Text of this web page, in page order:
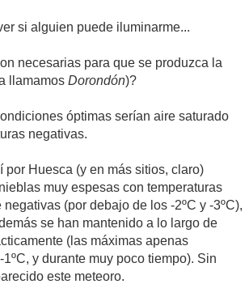
si alguien puede iluminarme...
necesarias para que se produzca la
llamamos Dorondón)?
óptimas serían aire saturado
negativas.
por Huesca (y en más sitios, claro)
muy espesas con temperaturas
(por debajo de los -2ºC y -3ºC),
se han mantenido a lo largo de
(las máximas apenas
y durante muy poco tiempo). Sin
este meteoro.